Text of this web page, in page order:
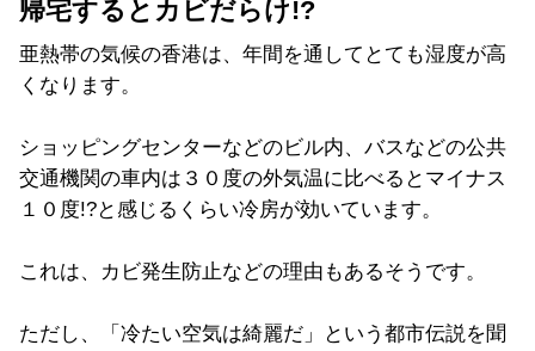
帰宅するとカビだらけ!?
亜熱帯の気候の香港は、年間を通してとても湿度が高
くなります。
ショッピングセンターなどのビル内、バスなどの公共
交通機関の車内は３０度の外気温に比べるとマイナス
１０度!?と感じるくらい冷房が効いています。
これは、カビ発生防止などの理由もあるそうです。
ただし、「冷たい空気は綺麗だ」という都市伝説を聞